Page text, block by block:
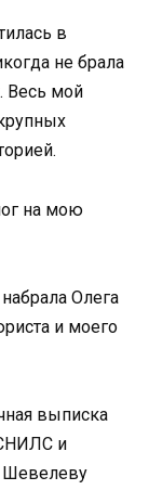
в
не брала
Весь мой
на мою
Олега
и моего
выписка
и
Шевелеву